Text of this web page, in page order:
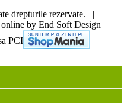
drepturile rezervate. |
by End Soft Design